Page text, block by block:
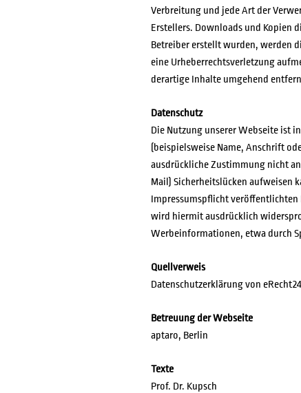
Verbreitung und jede Art der
Erstellers. Downloads und Kopien
Betreiber erstellt wurden, werden
eine Urheberrechtsverletzung
derartige Inhalte umgehend
Datenschutz
Die Nutzung unserer Webseite ist
(beispielsweise Name, Anschrift
ausdrückliche Zustimmung nicht
Mail) Sicherheitslücken aufweisen
Impressumspflicht
wird hiermit ausdrücklich
Werbeinformationen, etwa durch
Quellverweis
Datenschutzerklärung von
Betreuung der Webseite
aptaro, Berlin
Texte
Prof. Dr. Kupsch